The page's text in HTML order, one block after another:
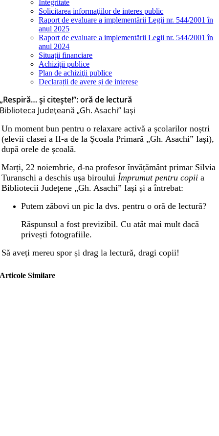
Integritate
Solicitarea informaţiilor de interes public
Raport de evaluare a implementării Legii nr. 544/2001 în
anul 2025
Raport de evaluare a implementării Legii nr. 544/2001 în
anul 2024
Situații financiare
Achiziții publice
Plan de achiziţii publice
Declarații de avere și de interese
„Respiră… și citește!”: oră de lectură
Biblioteca Judeţeană „Gh. Asachi” Iaşi
Un moment bun pentru o relaxare activă a școlarilor noștri
(elevii clasei a II-a de la Școala Primară „Gh. Asachi” Iași),
după orele de școală.
Marți, 22 noiembrie, d-na profesor învățământ primar Silvia
Turanschi a deschis ușa biroului Împrumut pentru copii a
Bibliotecii Județene „Gh. Asachi” Iași și a întrebat:
Putem zăbovi un pic la dvs. pentru o oră de lectură?
Răspunsul a fost previzibil. Cu atât mai mult dacă
privești fotografiile.
Să aveți mereu spor și drag la lectură, dragi copii!
Articole Similare